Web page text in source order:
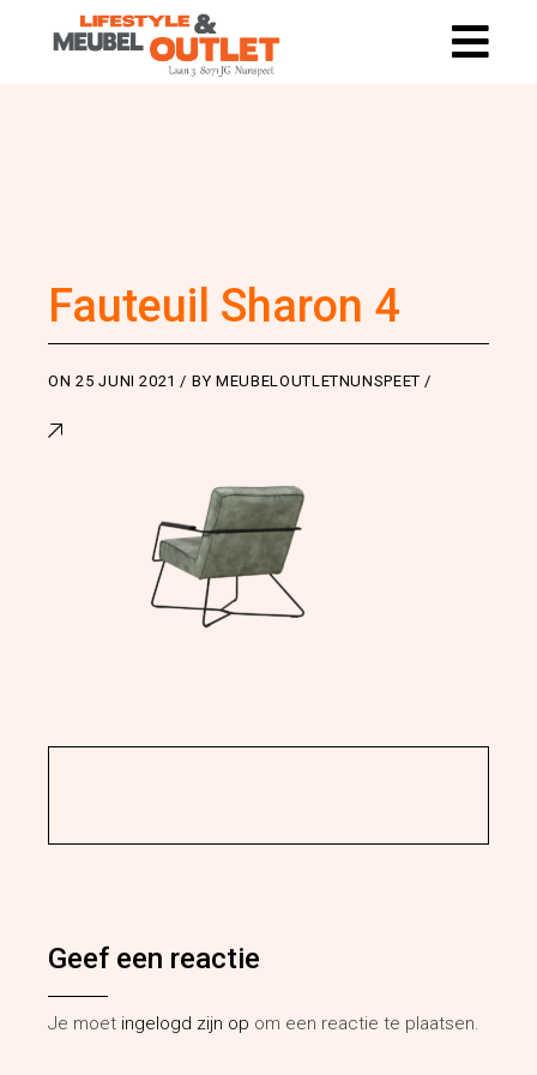
Fauteuil Sharon 4
ON25 JUNI 2021 BYMEUBELOUTLETNUNSPEET
Geef een reactie
Je moet ingelogd zijn op om een reactie te plaatsen.